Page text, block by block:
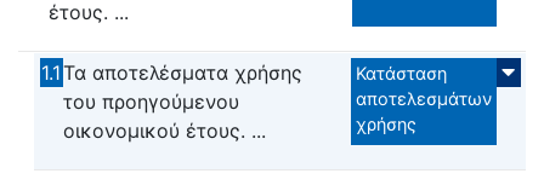
έτους. ...
1.1Τα αποτελέσματα χρήσης
του προηγούμενου
οικονομικού έτους. ...
Κατάσταση
αποτελεσμάτων
χρήσης